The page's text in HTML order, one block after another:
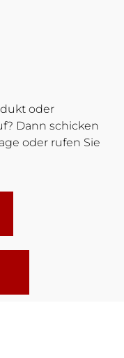
oder
Dann schicken
oder rufen Sie